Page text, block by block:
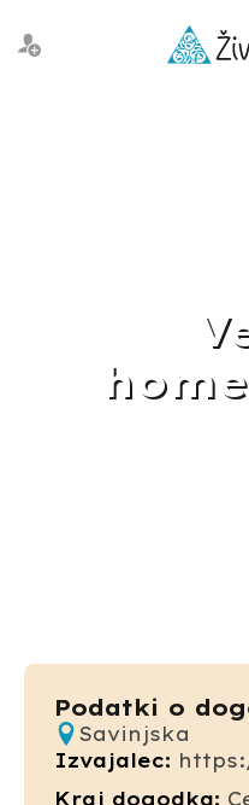
Podatki o
Savinjska
Izvajalec:
Kraj dogodka: